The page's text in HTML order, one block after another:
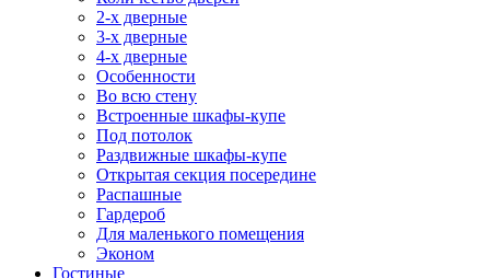
2-х дверные
3-х дверные
4-х дверные
Особенности
Во всю стену
Встроенные шкафы-купе
Под потолок
Раздвижные шкафы-купе
Открытая секция посередине
Распашные
Гардероб
Для маленького помещения
Эконом
Гостиные